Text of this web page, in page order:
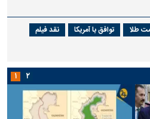
طلا توافق با آمریکا
نقد فیلم
۱ ۲